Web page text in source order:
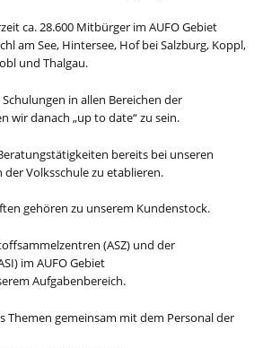
ca. 28.600 Mitbürger im AUFO Gebiet
am See, Hintersee, Hof bei Salzburg, Koppl,
und Thalgau.
in allen Bereichen der
wir danach „up to date“ zu sein.
bereits bei unseren
Volksschule zu etablieren.
gehören zu unserem Kundenstock.
(ASZ) und der
im AUFO Gebiet
Aufgabenbereich.
Themen gemeinsam mit dem Personal der